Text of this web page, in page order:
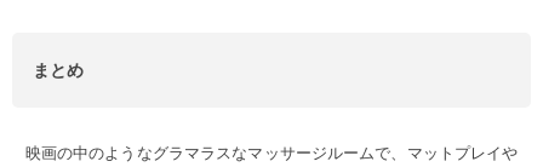
まとめ
映画の中のようなグラマラスなマッサージルームで、マットプレイや